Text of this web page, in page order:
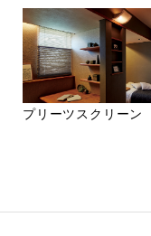
プリーツスクリーン